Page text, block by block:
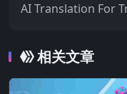
AI Translation For
相关文章